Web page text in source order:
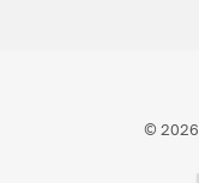
© 2026